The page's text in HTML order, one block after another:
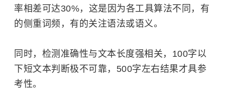
率相差可达30%，这是因为各工具算法不同，有
的侧重词频，有的关注语法或语义。
同时，检测准确性与文本长度强相关，100字以
下短文本判断极不可靠，500字左右结果才具参
考性。